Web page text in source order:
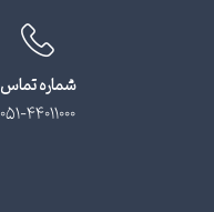
شماره تماس
051-44011000